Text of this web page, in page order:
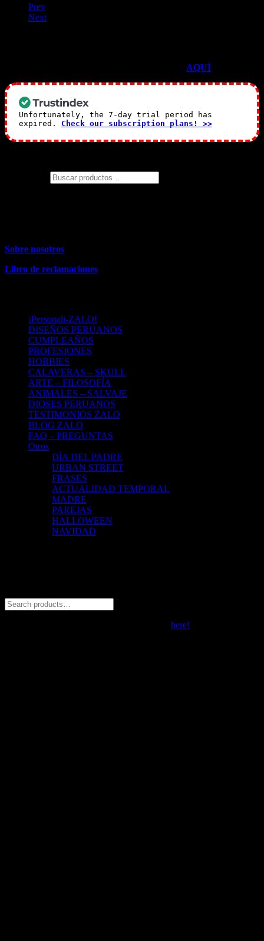
Prev
Next
AQUÍ
Unfortunately, the 7-day trial period has
expired. Check our subscription plans! >>
Sobre nosotros
Libro de reclamaciones
¡Personali-ZALO!
DISEÑOS PERUANOS
CUMPLEAÑOS
PROFESIONES
HOBBIES
CALAVERAS – SKULL
ARTE – FILOSOFÍA
ANIMALES – SALVAJE
DIOSES PERUANOS
TESTIMONIOS ZALO
BLOG ZALO
FAQ – PREGUNTAS
Otros
DÍA DEL PADRE
URBAN STREET
FRASES
ACTUALIDAD TEMPORAL
MADRE
PAREJAS
HALLOWEEN
NAVIDAD
here!